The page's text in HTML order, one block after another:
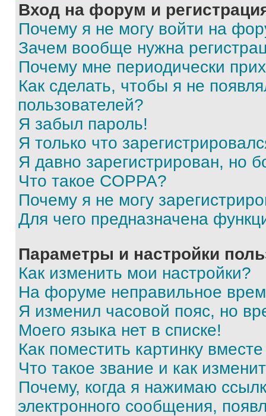
Вход на форум и
Почему я не могу войти на
Зачем вообще нужна
Почему мне периодически
Как сделать, чтобы я не
пользователей?
Я забыл пароль!
Я только что
Я давно зарегистрирован, но
Что такое COPPA?
Почему я не могу
Для чего предназначена
Параметры и настройки
Как изменить мои настройки?
На форуме неправильное
Я изменил часовой пояс, но
Моего языка нет в списке!
Как поместить картинку
Что такое звание и как
Почему, когда я нажимаю
электронного сообщения,